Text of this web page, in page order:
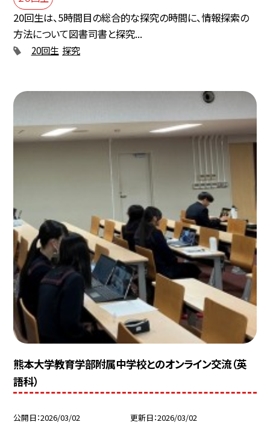
20回生は、5時間目の総合的な探究の時間に、情報探索の
方法について図書司書と探究...
20回生 探究
熊本大学教育学部附属中学校とのオンライン交流（英
語科）
公開日 2026/03/02 更新日 2026/03/02